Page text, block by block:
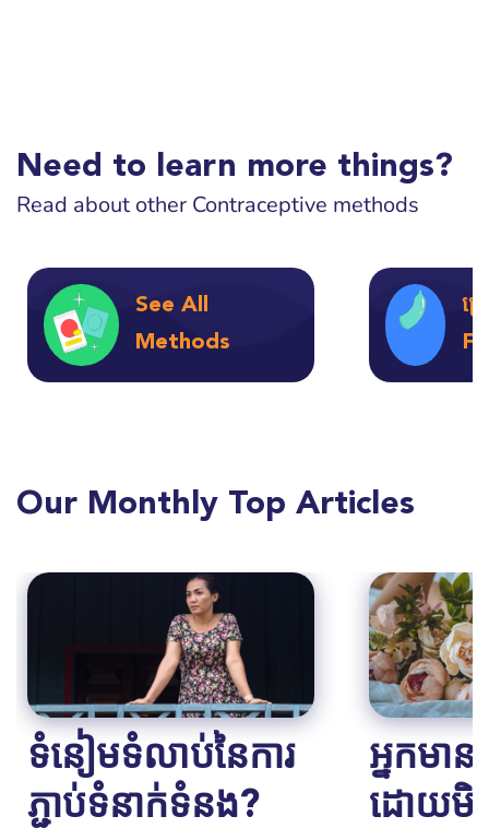
Need to learn more things?
Read about other Contraceptive methods
See All
Methods
ស្
Our Monthly Top Articles
ទំនៀមទំលាប់នៃការ
ភ្ជាប់ទំនាក់ទំនង?
អ្នក​មាន​
ដោយ​មិ